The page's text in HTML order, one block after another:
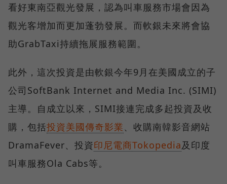
看好東南亞觀光發展，認為叫車服務市場會因為
觀光客增加而更加蓬勃發展。而軟銀未來將會協
助GrabTaxi持續拖展服務範圍。
此外，這次投資是由軟銀今年9月在美國成立的子
公司SoftBank Internet and Media Inc. (SIMI)
主導。自成立以來，SIMI接連完成多起投資及收
購，包括投資美國傳奇影業、收購南韓影音網站
DramaFever、投資印尼電商Tokopedia及印度
叫車服務Ola Cabs等。